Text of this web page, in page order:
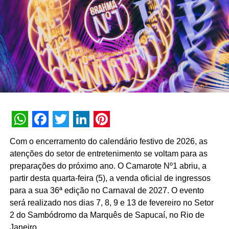
Programa de Parcerias Netshow.me
Referência em soluções de distribuição de vídeos e
conteúdos digitais, a Netshow.me percebeu que poderia
oferecer ainda mais valor aos seus clientes. Afinal, existe
demanda para a sua tecnologia e todas as possibilidades
para explorá-la. Atenta às oportunidades do mercado, a
“Somos uma empresa de tecnologia e oferecemos
soluções de ponta para complementar a entrega dos
nossos parceiros de mercado, principalmente agências
de publicidade, agências de conteúdo, produtoras e
empresas de inovação”, explica o Account Manager,
Victor Novais.
Dentro dessa estratégia de canais parceiros – como foi
no caso da campanha Salla 32 junto à Agência África –
WhatsApp
Facebook
Twitter
LinkedIn
Pinterest
Com o encerramento do calendário festivo de 2026, as
atenções do setor de entretenimento se voltam para as
preparações do próximo ano. O Camarote Nº1 abriu, a
partir desta quarta-feira (5), a venda oficial de ingressos
para a sua 36ª edição no Carnaval de 2027. O evento
será realizado nos dias 7, 8, 9 e 13 de fevereiro no Setor
2 do Sambódromo da Marquês de Sapucaí, no Rio de